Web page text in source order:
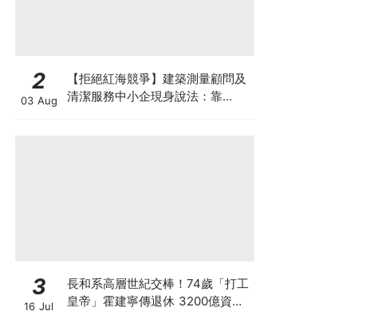
2
03 Aug
【拒絕紅海競爭】建築測量顧問及
清潔服務中小企現身說法：靠
3
16 Jul
長和系高層世紀交棒！74歲「打工
皇帝」霍建寧傳退休 3200億資產